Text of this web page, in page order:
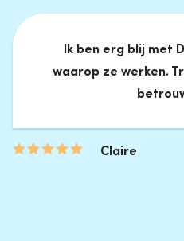
Ik ben erg blij met
waarop ze werken.
Claire